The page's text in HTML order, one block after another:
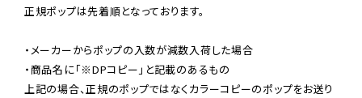
正規ポップは先着順となっております。
・メーカーからポップの入数が減数入荷した場合
・商品名に「※DPコピー」と記載のあるもの
上記の場合、正規のポップではなくカラーコピーのポップをお送り